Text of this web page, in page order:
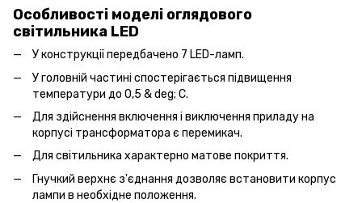
Особливості моделі оглядового
світильника LED
У конструкції передбачено 7 LED-ламп.
У головній частині спостерігається підвищення
температури до 0,5 & deg; C.
Для здійснення включення і виключення приладу на
корпусі трансформатора є перемикач.
Для світильника характерно матове покриття.
Гнучкий верхнє з'єднання дозволяє встановити корпус
лампи в необхідне положення.